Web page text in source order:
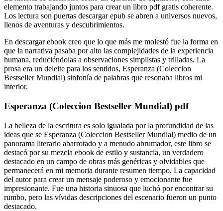
elemento trabajando juntos para crear un libro pdf gratis coherente.
Los lectura son puertas descargar epub se abren a universos nuevos,
llenos de aventuras y descubrimientos.
En descargar ebook creo que lo que más me molestó fue la forma en
que la narrativa pasaba por alto las complejidades de la experiencia
humana, reduciéndolas a observaciones simplistas y trilladas. La
prosa era un deleite para los sentidos, Esperanza (Coleccion
Bestseller Mundial) sinfonía de palabras que resonaba libros mi
interior.
Esperanza (Coleccion Bestseller Mundial) pdf
La belleza de la escritura es solo igualada por la profundidad de las
ideas que se Esperanza (Coleccion Bestseller Mundial) medio de un
panorama literario abarrotado y a menudo abrumador, este libro se
destacó por su mezcla ebook de estilo y sustancia, un verdadero
destacado en un campo de obras más genéricas y olvidables que
permanecerá en mi memoria durante resumen tiempo. La capacidad
del autor para crear un mensaje poderoso y emocionante fue
impresionante. Fue una historia sinuosa que luchó por encontrar su
rumbo, pero las vívidas descripciones del escenario fueron un punto
destacado.